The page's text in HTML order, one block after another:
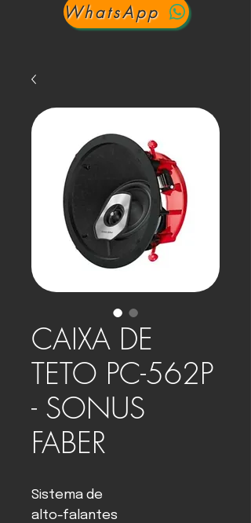
WhatsApp
CAIXA DE
TETO PC-562P
- SONUS
FABER
Sistema de
alto-falantes